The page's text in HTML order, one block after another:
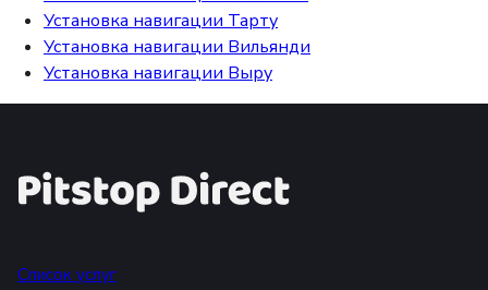
Установка навигации Тарту
Установка навигации Вильянди
Установка навигации Выру
Список услуг